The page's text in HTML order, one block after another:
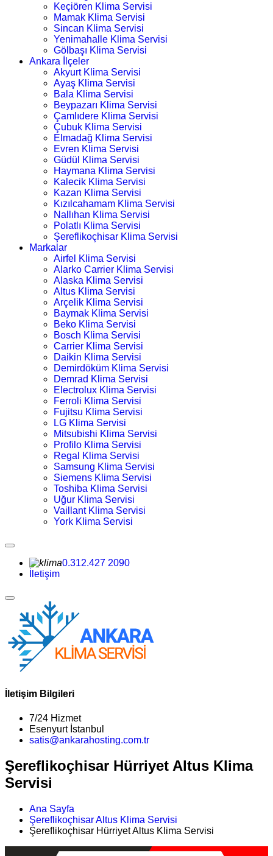
Keçiören Klima Servisi
Mamak Klima Servisi
Sincan Klima Servisi
Yenimahalle Klima Servisi
Gölbaşı Klima Servisi
Ankara İlçeler
Akyurt Klima Servisi
Ayaş Klima Servisi
Bala Klima Servisi
Beypazarı Klima Servisi
Çamlıdere Klima Servisi
Çubuk Klima Servisi
Elmadağ Klima Servisi
Evren Klima Servisi
Güdül Klima Servisi
Haymana Klima Servisi
Kalecik Klima Servisi
Kazan Klima Servisi
Kızılcahamam Klima Servisi
Nallıhan Klima Servisi
Polatlı Klima Servisi
Şereflikoçhisar Klima Servisi
Markalar
Airfel Klima Servisi
Alarko Carrier Klima Servisi
Alaska Klima Servisi
Altus Klima Servisi
Arçelik Klima Servisi
Baymak Klima Servisi
Beko Klima Servisi
Bosch Klima Servisi
Carrier Klima Servisi
Daikin Klima Servisi
Demirdöküm Klima Servisi
Demrad Klima Servisi
Electrolux Klima Servisi
Ferroli Klima Servisi
Fujitsu Klima Servisi
LG Klima Servisi
Mitsubishi Klima Servisi
Profilo Klima Servisi
Regal Klima Servisi
Samsung Klima Servisi
Siemens Klima Servisi
Toshiba Klima Servisi
Uğur Klima Servisi
Vaillant Klima Servisi
York Klima Servisi
0.312.427 2090
İletişim
İletişim Bilgileri
7/24 Hizmet
Esenyurt İstanbul
satis@ankarahosting.com.tr
Şereflikoçhisar Hürriyet Altus Klima
Servisi
Ana Sayfa
Şereflikoçhisar Altus Klima Servisi
Şereflikoçhisar Hürriyet Altus Klima Servisi